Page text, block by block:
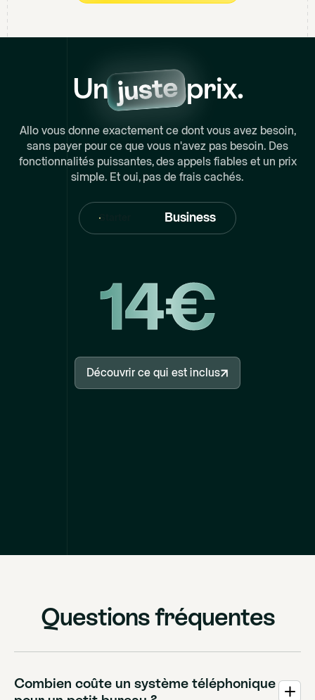
Un prix.
Allo vous donne exactement ce dont vous avez besoin,
sans payer pour ce que vous n'avez pas besoin. Des
fonctionnalités puissantes, des appels fiables et un prix
simple. Et oui, pas de frais cachés.
Starter Business
14€
Découvrir ce qui est inclus
Découvrir ce qui est inclus
Questions fréquentes
Combien coûte un système téléphonique